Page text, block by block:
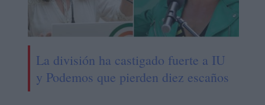
La división ha castigado fuerte a IU
y Podemos que pierden diez escaños